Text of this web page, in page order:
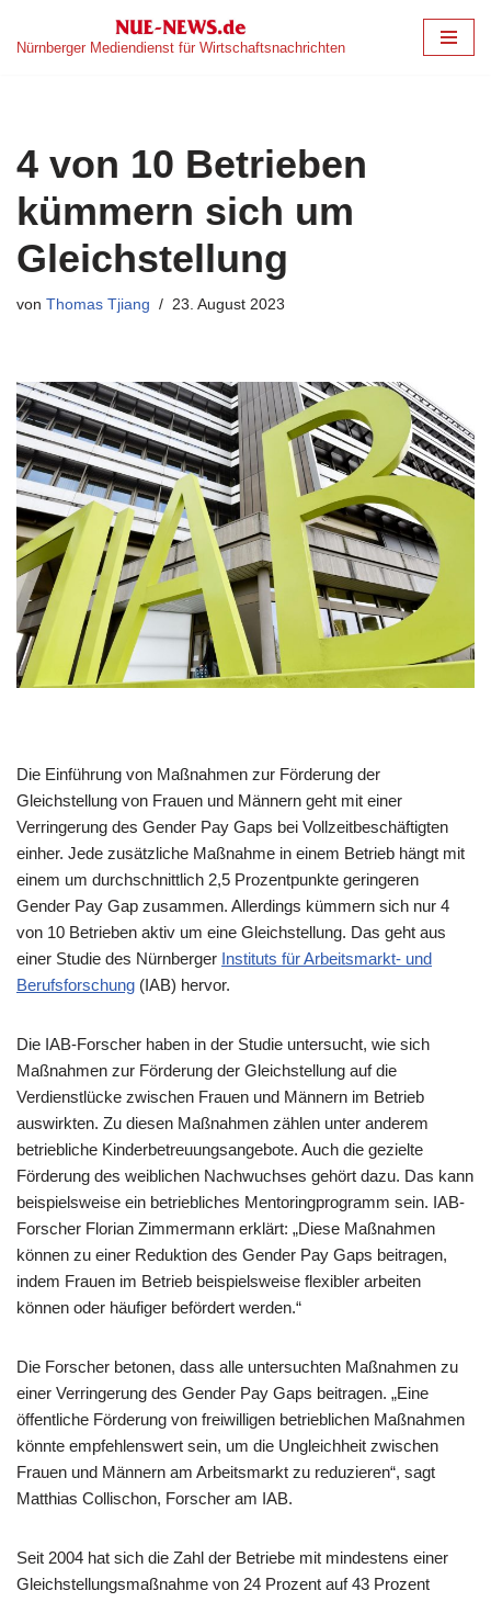
Zum
Nürnberger Mediendienst für Wirtschaftsnachrichten
4 von 10 Betrieben
kümmern sich um
Gleichstellung
von Thomas Tjiang 23. August 2023
Die Einführung von Maßnahmen zur Förderung der
Gleichstellung von Frauen und Männern geht mit einer
Verringerung des Gender Pay Gaps bei Vollzeitbeschäftigten
einher. Jede zusätzliche Maßnahme in einem Betrieb hängt mit
einem um durchschnittlich 2,5 Prozentpunkte geringeren
Gender Pay Gap zusammen. Allerdings kümmern sich nur 4
von 10 Betrieben aktiv um eine Gleichstellung. Das geht aus
einer Studie des Nürnberger Instituts für Arbeitsmarkt- und
Berufsforschung (IAB) hervor.
Die IAB-Forscher haben in der Studie untersucht, wie sich
Maßnahmen zur Förderung der Gleichstellung auf die
Verdienstlücke zwischen Frauen und Männern im Betrieb
auswirkten. Zu diesen Maßnahmen zählen unter anderem
betriebliche Kinderbetreuungsangebote. Auch die gezielte
Förderung des weiblichen Nachwuchses gehört dazu. Das kann
beispielsweise ein betriebliches Mentoringprogramm sein. IAB-
Forscher Florian Zimmermann erklärt: „Diese Maßnahmen
können zu einer Reduktion des Gender Pay Gaps beitragen,
indem Frauen im Betrieb beispielsweise flexibler arbeiten
können oder häufiger befördert werden.“
Die Forscher betonen, dass alle untersuchten Maßnahmen zu
einer Verringerung des Gender Pay Gaps beitragen. „Eine
öffentliche Förderung von freiwilligen betrieblichen Maßnahmen
könnte empfehlenswert sein, um die Ungleichheit zwischen
Frauen und Männern am Arbeitsmarkt zu reduzieren“, sagt
Matthias Collischon, Forscher am IAB.
Seit 2004 hat sich die Zahl der Betriebe mit mindestens einer
Gleichstellungsmaßnahme von 24 Prozent auf 43 Prozent